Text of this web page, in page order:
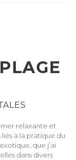
relaxante et
liés à la pratique du
que j’ai
dans divers